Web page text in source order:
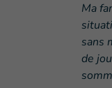
Ma
sans
de